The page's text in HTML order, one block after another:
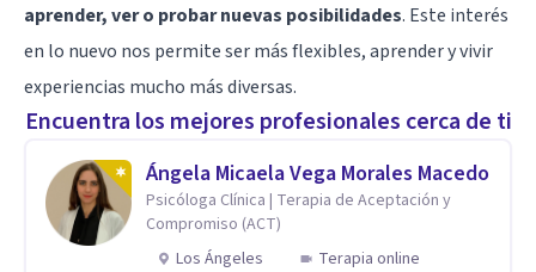
aprender, ver o probar nuevas posibilidades. Este interés
en lo nuevo nos permite ser más flexibles, aprender y vivir
experiencias mucho más diversas.
Encuentra los mejores profesionales cerca de ti
Ángela Micaela Vega Morales Macedo
Psicóloga Clínica | Terapia de Aceptación y
Compromiso (ACT)
Los Ángeles
Terapia online